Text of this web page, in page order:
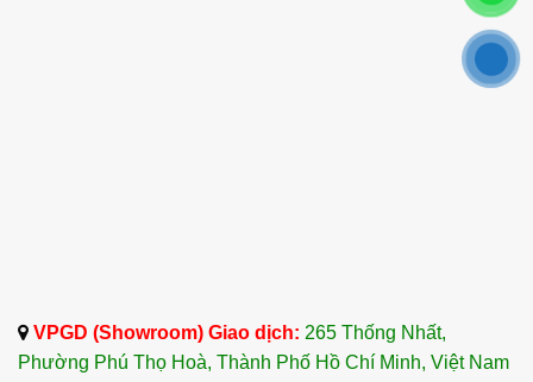
VPGD (Showroom) Giao dịch: 265 Thống Nhất,
Phường Phú Thọ Hoà, Thành Phố Hồ Chí Minh, Việt Nam